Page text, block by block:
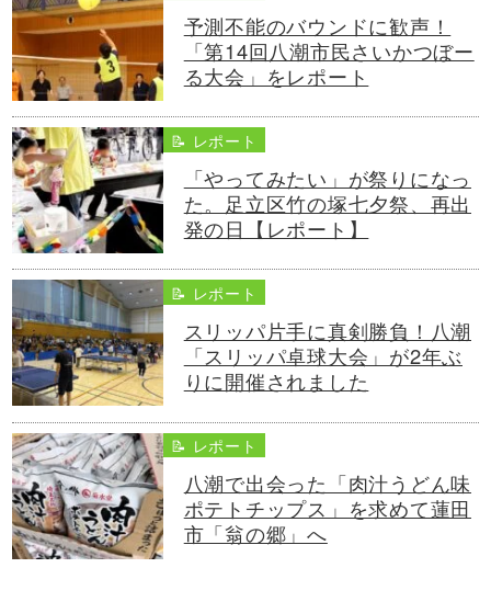
予測不能のバウンドに歓声！
「第14回八潮市民さいかつぼー
る大会」をレポート
📝 レポート
「やってみたい」が祭りになっ
た。足立区竹の塚七夕祭、再出
発の日【レポート】
📝 レポート
スリッパ片手に真剣勝負！八潮
「スリッパ卓球大会」が2年ぶ
りに開催されました
📝 レポート
八潮で出会った「肉汁うどん味
ポテトチップス」を求めて蓮田
市「翁の郷」へ